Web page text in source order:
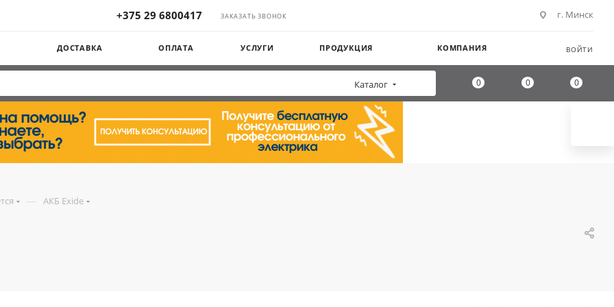
+375 29 6800417 ЗАКАЗАТЬ ЗВОНОК г. Минск
ДОСТАВКА ОПЛАТА УСЛУГИ ПРОДУКЦИЯ КОМПАНИЯ ВОЙТИ
Каталог 0 0 0
— АКБ Exide